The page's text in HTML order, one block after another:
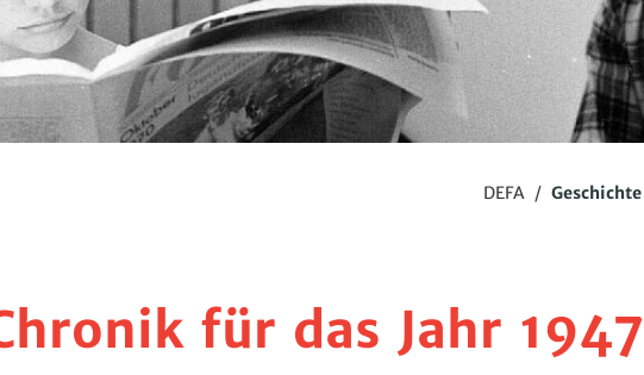
DEFA / Geschichte
für das Jahr 1947